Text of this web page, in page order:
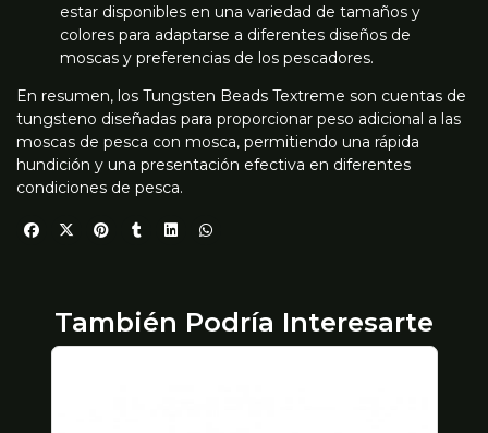
estar disponibles en una variedad de tamaños y
colores para adaptarse a diferentes diseños de
moscas y preferencias de los pescadores.
En resumen, los Tungsten Beads Textreme son cuentas de
tungsteno diseñadas para proporcionar peso adicional a las
moscas de pesca con mosca, permitiendo una rápida
hundición y una presentación efectiva en diferentes
condiciones de pesca.
También Podría Interesarte